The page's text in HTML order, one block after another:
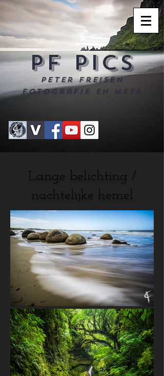
PF PICS
Peter Freisen
Fotografie en meer
Lange belichting /
nachtelijke hemel